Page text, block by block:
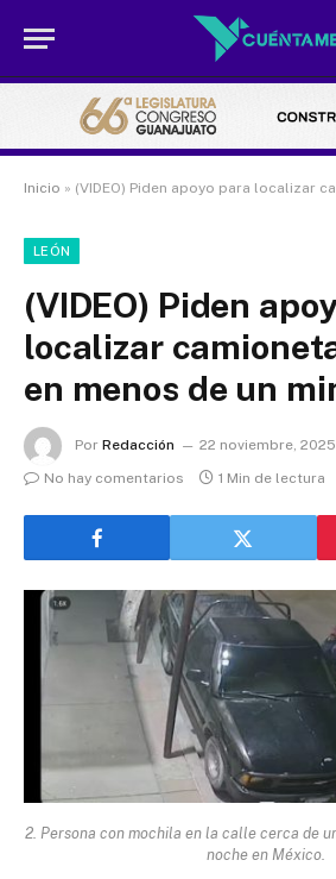
Inicio » (VIDEO) Piden apoyo para localizar camioneta
LEÓN
(VIDEO) Piden
localizar
en menos de un
Por Redacción
22 noviembre, 2025
No hay comentarios
1 Min de lectura
2. Persona con mochila en la calle cerca de
noche en México.